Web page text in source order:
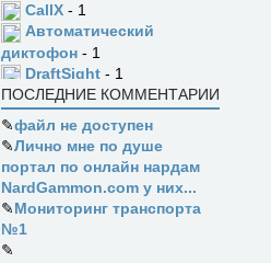
CallX - 1
Автоматический
диктофон - 1
DraftSight - 1
ПОСЛЕДНИЕ КОММЕНТАРИИ
✎файл не доступен
✎Лично мне по душе
портал по онлайн нардам
NardGammon.com у них...
✎Мониторинг транспорта
№1
✎